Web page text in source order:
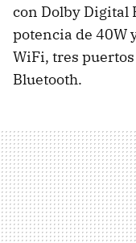
con Dolby Digital
potencia de 40W
WiFi, tres
Bluetooth.